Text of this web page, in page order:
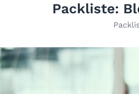
Packliste: